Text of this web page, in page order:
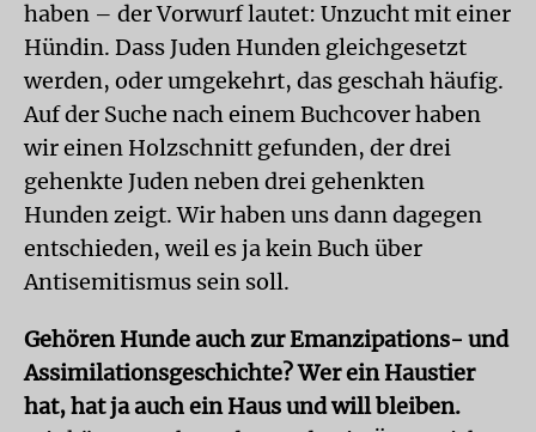
haben – der Vorwurf lautet: Unzucht mit einer
Hündin. Dass Juden Hunden gleichgesetzt
werden, oder umgekehrt, das geschah häufig.
Auf der Suche nach einem Buchcover haben
wir einen Holzschnitt gefunden, der drei
gehenkte Juden neben drei gehenkten
Hunden zeigt. Wir haben uns dann dagegen
entschieden, weil es ja kein Buch über
Antisemitismus sein soll.
Gehören Hunde auch zur Emanzipations- und
Assimilationsgeschichte? Wer ein Haustier
hat, hat ja auch ein Haus und will bleiben.